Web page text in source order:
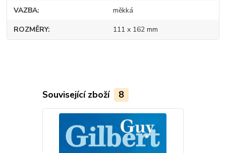
VAZBA měkká
ROZMĚRY 111 x 162 mm
Související zboží 8